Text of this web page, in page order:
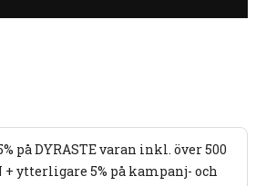
på DYRASTE varan inkl. över 500
+ ytterligare 5% på kampanj- och